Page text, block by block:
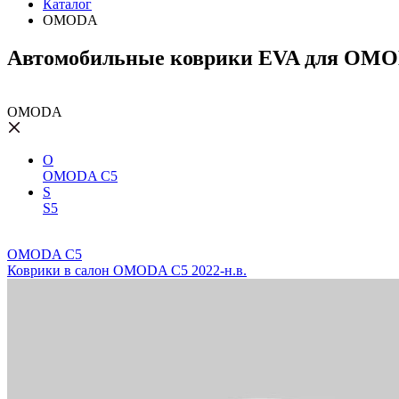
Каталог
OMODA
Автомобильные коврики EVA для
OMODA
O
OMODA C5
S
S5
OMODA C5
Коврики в салон OMODA C5 2022-н.в.